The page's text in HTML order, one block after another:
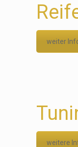
weiter
weitere